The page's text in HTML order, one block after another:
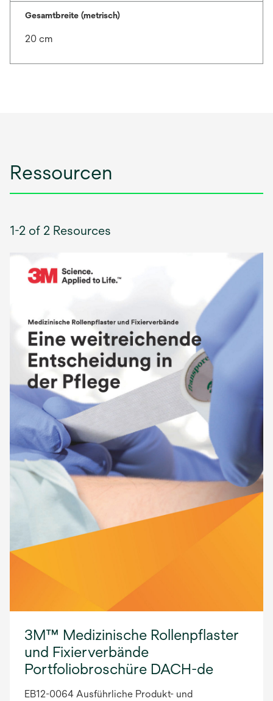
Gesamtbreite (metrisch)
20 cm
Ressourcen
1-2 of 2 Resources
3M™ Medizinische Rollenpflaster
und Fixierverbände
Portfoliobroschüre DACH-de
EB12-0064 Ausführliche Produkt- und